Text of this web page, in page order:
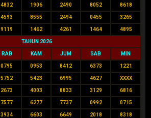
4832 1906 2490 8052 8618
4593 8555 2494 0455 3265
9119 1462 4261 1464 4895
TAHUN 2026
RAB KAM JUM SAB MIN
0795 0953 8412 6373 1221
5752 5423 6995 4627 XXXX
2673 4003 8833 3129 6816
7577 6277 7737 0992 0715
3934 6603 6649 2018 8318